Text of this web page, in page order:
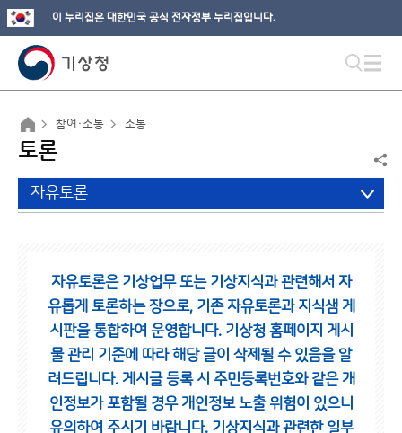
이 누리집은 대한민국 공식 전자정부 누리집입니다.
참여·소통 소통
토론
자유토론
자유토론은 기상업무 또는 기상지식과 관련해서 자
유롭게 토론하는 장으로, 기존 자유토론과 지식샘 게
시판을 통합하여 운영합니다. 기상청 홈페이지 게시
물 관리 기준에 따라 해당 글이 삭제될 수 있음을 알
려드립니다. 게시글 등록 시 주민등록번호와 같은 개
인정보가 포함될 경우 개인정보 노출 위험이 있으니
유의하여 주시기 바랍니다. 기상지식과 관련한 일부